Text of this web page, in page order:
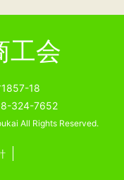
工会
1857-18
324-7652
All Rights Reserved.